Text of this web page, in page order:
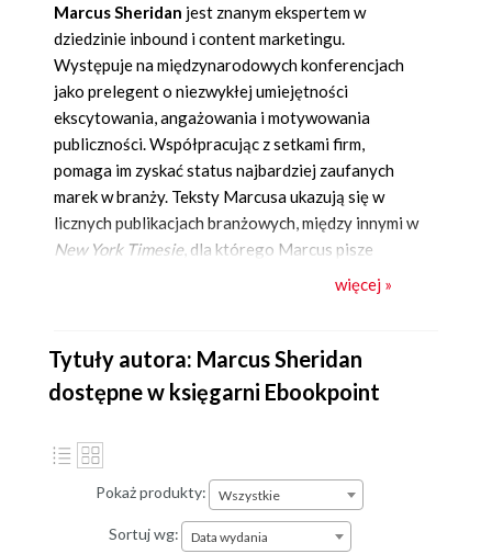
Marcus Sheridan jest znanym ekspertem w
dziedzinie inbound i content marketingu.
Występuje na międzynarodowych konferencjach
jako prelegent o niezwykłej umiejętności
ekscytowania, angażowania i motywowania
publiczności. Współpracując z setkami firm,
pomaga im zyskać status najbardziej zaufanych
marek w branży. Teksty Marcusa ukazują się w
licznych publikacjach branżowych, między innymi w
New York Timesie, dla którego Marcus pisze
teksty jako „guru marketingu sieciowego”, czy w
mówców” w 2017 roku. Opowieść o tym, jak zdołał
uratować swoją firmę River Pools od katastrofy
gospodarczej w 2008 r., znalazła się w wielu
studies na całym świecie.
więcej »
Tytuły autora: Marcus Sheridan
dostępne w księgarni Ebookpoint
Pokaż produkty: Wszystkie
Sortuj wg: Data wydania